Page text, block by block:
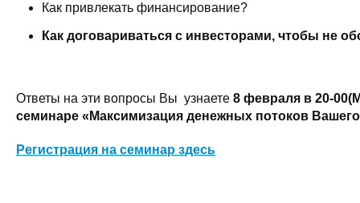
Как привлекать финансирование?
Как договариваться с инвесторами, чтобы не
Ответы на эти вопросы Вы узнаете 8 февраля в 20-
семинаре «Максимизация денежных потоков
Регистрация на семинар здесь